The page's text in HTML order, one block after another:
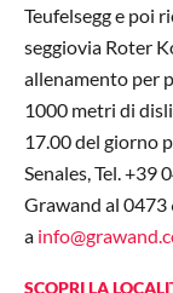
Teufelsegg e poi
seggiovia Roter
allenamento per
1000 metri di
17.00 del giorno
Senales, Tel.
Grawand al
a
SCOPRI LA